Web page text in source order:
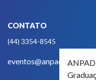
CONTATO
(44) 3354-8545
eventos@anpad.org.br
ANPAD